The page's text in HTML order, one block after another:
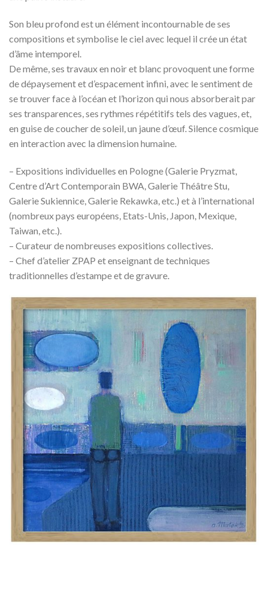
Son bleu profond est un élément incontournable de ses
compositions et symbolise le ciel avec lequel il crée un état
d’âme intemporel.
De même, ses travaux en noir et blanc provoquent une forme
de dépaysement et d’espacement infini, avec le sentiment de
se trouver face à l’océan et l’horizon qui nous absorberait par
ses transparences, ses rythmes répétitifs tels des vagues, et,
en guise de coucher de soleil, un jaune d’œuf. Silence cosmique
en interaction avec la dimension humaine.
– Expositions individuelles en Pologne (Galerie Pryzmat,
Centre d’Art Contemporain BWA, Galerie Théâtre Stu,
Galerie Sukiennice, Galerie Rekawka, etc.) et à l’international
(nombreux pays européens, Etats-Unis, Japon, Mexique,
Taiwan, etc.).
– Curateur de nombreuses expositions collectives.
– Chef d’atelier ZPAP et enseignant de techniques
traditionnelles d’estampe et de gravure.